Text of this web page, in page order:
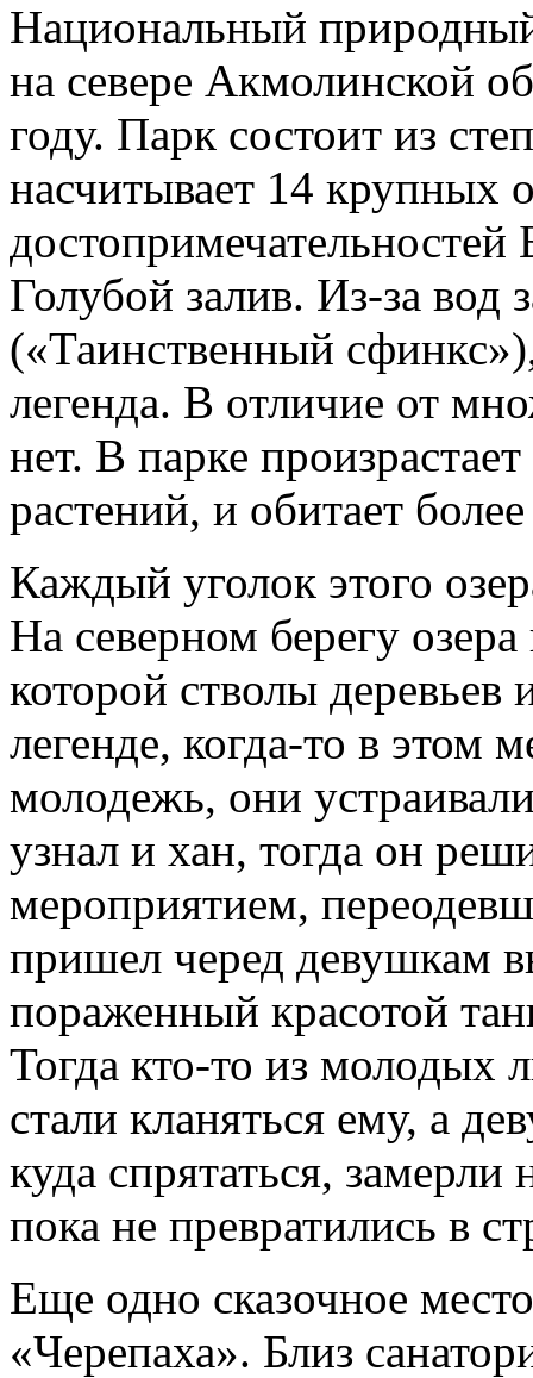
Национальный
на севере Акмолинской
году. Парк состоит из
насчитывает 14 крупных
достопримечательностей
Голубой залив. Из-за вод
(«Таинственный
легенда. В отличие от
нет. В парке
растений, и обитает
Каждый уголок этого
На северном берегу
которой стволы
легенде, когда-то в этом
молодежь, они
узнал и хан, тогда он
мероприятием,
пришел черед девушкам
пораженный красотой
Тогда кто-то из молодых
стали кланяться ему, а
куда спрятаться, замерли
пока не превратились в
Еще одно сказочное
«Черепаха». Близ